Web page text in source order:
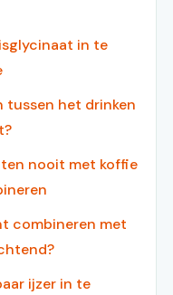
in te
tussen het drinken
nooit met koffie
combineren met
ijzer in te